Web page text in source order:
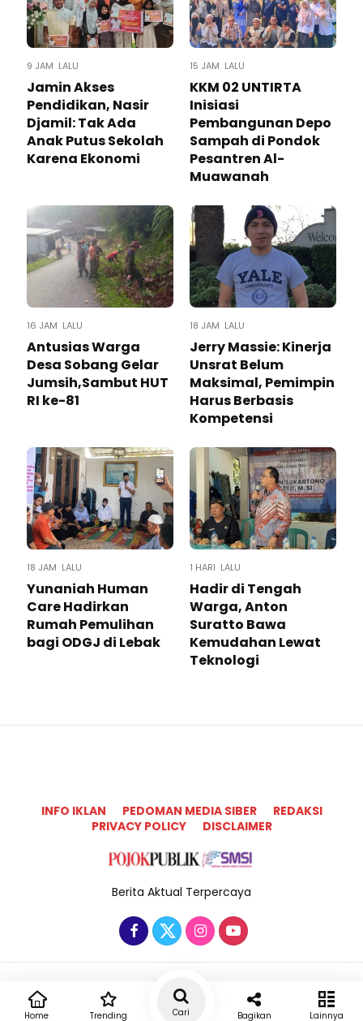
9 JAM LALU
Jamin Akses
Pendidikan, Nasir
Djamil: Tak Ada
Anak Putus Sekolah
Karena Ekonomi
15 JAM LALU
KKM 02 UNTIRTA
Inisiasi
Pembangunan Depo
Sampah di Pondok
Pesantren Al-
Muawanah
16 JAM LALU
Antusias Warga
Desa Sobang Gelar
Jumsih,Sambut HUT
RI ke-81
18 JAM LALU
Jerry Massie: Kinerja
Unsrat Belum
Maksimal, Pemimpin
Harus Berbasis
Kompetensi
18 JAM LALU
Yunaniah Human
Care Hadirkan
Rumah Pemulihan
bagi ODGJ di Lebak
1 HARI LALU
Hadir di Tengah
Warga, Anton
Suratto Bawa
Kemudahan Lewat
Teknologi ​
INFO IKLAN PEDOMAN MEDIA SIBER
REDAKSI
PRIVACY POLICY
DISCLAIMER
Berita Aktual Terpercaya
Copyright @2025 Pojok Publik All Rights Reserved
Home Trending Cari Bagikan Lainnya